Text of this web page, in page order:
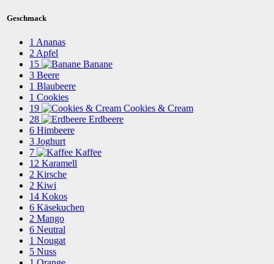
Geschmack
1 Ananas
2 Apfel
15
Banane
3 Beere
1 Blaubeere
1 Cookies
19
Cookies & Cream
28
Erdbeere
6 Himbeere
3 Joghurt
7
Kaffee
12 Karamell
2 Kirsche
2 Kiwi
14 Kokos
6 Käsekuchen
2 Mango
6 Neutral
1 Nougat
5 Nuss